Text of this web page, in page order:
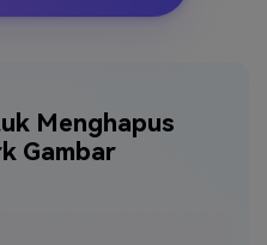
Menghapus
Gambar